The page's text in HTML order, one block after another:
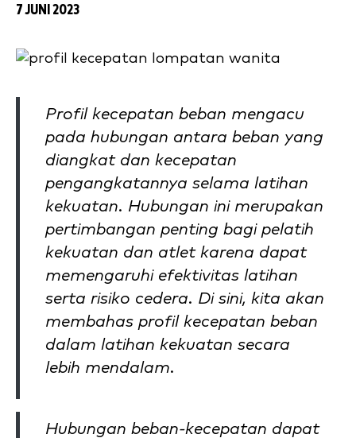
7 JUNI 2023
Profil kecepatan beban mengacu
pada hubungan antara beban yang
diangkat dan kecepatan
pengangkatannya selama latihan
kekuatan. Hubungan ini merupakan
pertimbangan penting bagi pelatih
kekuatan dan atlet karena dapat
memengaruhi efektivitas latihan
serta risiko cedera. Di sini, kita akan
membahas profil kecepatan beban
dalam latihan kekuatan secara
lebih mendalam.
Hubungan beban-kecepatan dapat